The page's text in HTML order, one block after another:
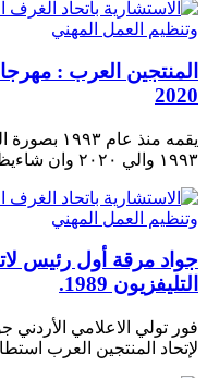
2020
يقمه منذ
١٩٩٣ والي ٢٠٢٠ وان شاءيظل علي الساعة العربية الي ماشاء
جواد مرقة أول رئيس
التليفزيون 1989.
فور تولي الاعلامي الأردني
لإتحاد المنتجين العرب